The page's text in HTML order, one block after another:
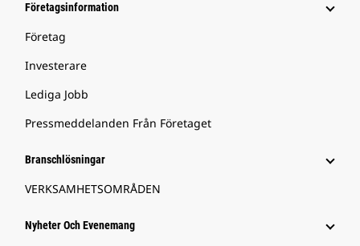
Företagsinformation
Företag
Investerare
Lediga Jobb
Pressmeddelanden Från Företaget
Branschlösningar
VERKSAMHETSOMRÅDEN
Nyheter Och Evenemang